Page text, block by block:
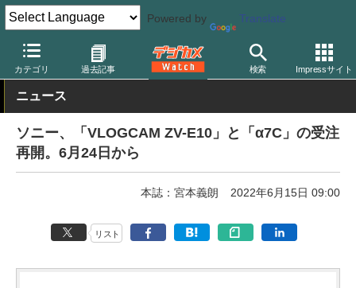
Powered by Translate
カテゴリ 過去記事 検索 Impressサイト
デジカメ Watch カメラ ミラーレスカメラ ソニー
ニュース
ソニー、「VLOGCAM ZV-E10」と「α7C」の受注
再開。6月24日から
本誌：宮本義朗 2022年6月15日 09:00
リスト